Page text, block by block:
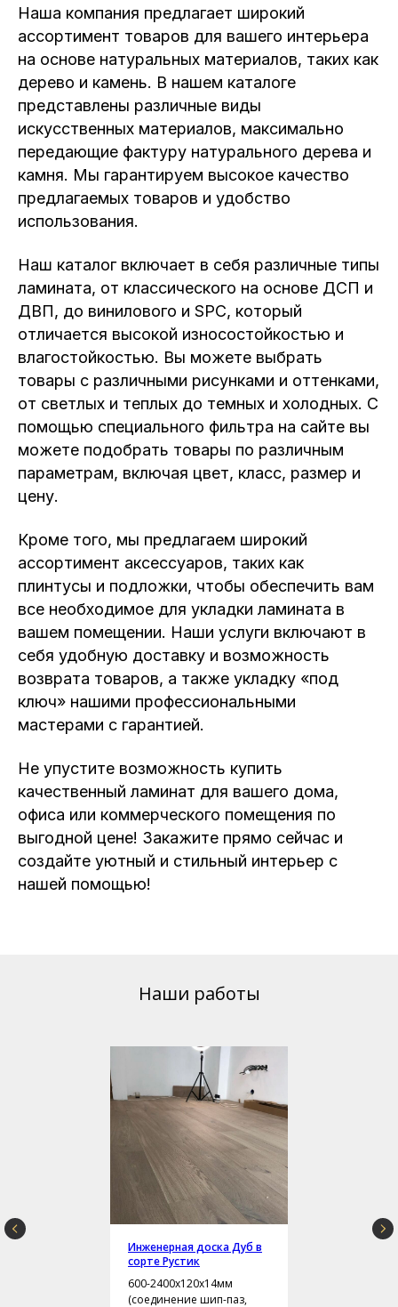
Наша компания предлагает широкий
ассортимент товаров для вашего интерьера
на основе натуральных материалов, таких как
дерево и камень. В нашем каталоге
представлены различные виды
искусственных материалов, максимально
передающие фактуру натурального дерева и
камня. Мы гарантируем высокое качество
предлагаемых товаров и удобство
использования.
Наш каталог включает в себя различные типы
ламината, от классического на основе ДСП и
ДВП, до винилового и SPC, который
отличается высокой износостойкостью и
влагостойкостью. Вы можете выбрать
товары с различными рисунками и оттенками,
от светлых и теплых до темных и холодных. С
помощью специального фильтра на сайте вы
можете подобрать товары по различным
параметрам, включая цвет, класс, размер и
цену.
Кроме того, мы предлагаем широкий
ассортимент аксессуаров, таких как
плинтусы и подложки, чтобы обеспечить вам
все необходимое для укладки ламината в
вашем помещении. Наши услуги включают в
себя удобную доставку и возможность
возврата товаров, а также укладку «под
ключ» нашими профессиональными
мастерами с гарантией.
Не упустите возможность купить
качественный ламинат для вашего дома,
офиса или коммерческого помещения по
выгодной цене! Закажите прямо сейчас и
создайте уютный и стильный интерьер с
нашей помощью!
Наши работы
Инженерная доска Дуб в
сорте Рустик
600-2400х120х14мм
(соединение шип-паз,